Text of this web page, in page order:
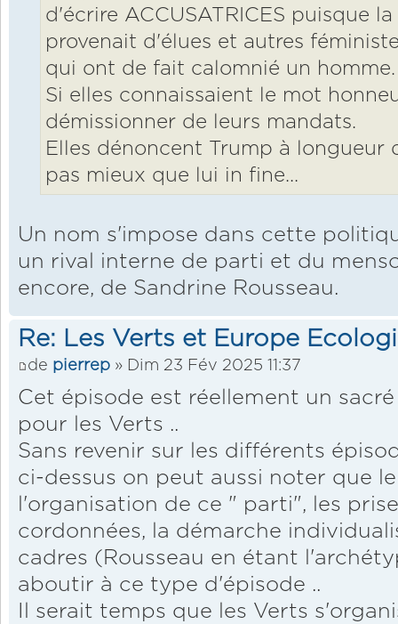
d'écrire ACCUSATRICES puisque
provenait d'élues et autres
qui ont de fait calomnié un homme.
Si elles connaissaient le mot
démissionner de leurs mandats.
Elles dénoncent Trump à longueur
pas mieux que lui in fine...
Un nom s'impose dans cette
un rival interne de parti et du
encore, de Sandrine Rousseau.
Re: Les Verts et Europe
de pierrep » Dim 23 Fév 2025 11:37
Cet épisode est réellement un
pour les Verts ..
Sans revenir sur les différents
ci-dessus on peut aussi noter que
l'organisation de ce " parti", les
cordonnées, la démarche
cadres (Rousseau en étant
aboutir à ce type d'épisode ..
Il serait temps que les Verts